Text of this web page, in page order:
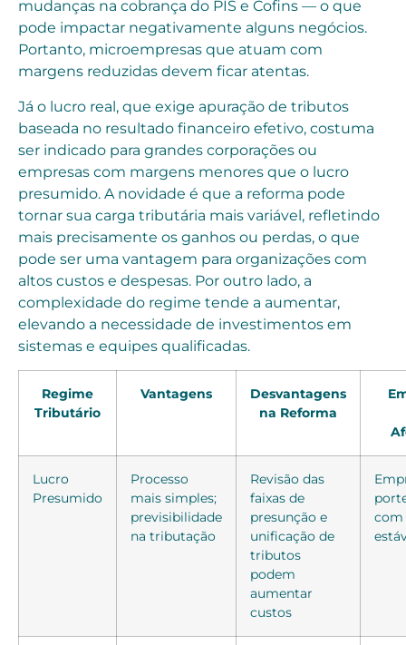
mudanças na cobrança do PIS e Cofins — o que
pode impactar negativamente alguns negócios.
Portanto, microempresas que atuam com
margens reduzidas devem ficar atentas.
Já o lucro real, que exige apuração de tributos
baseada no resultado financeiro efetivo, costuma
ser indicado para grandes corporações ou
empresas com margens menores que o lucro
presumido. A novidade é que a reforma pode
tornar sua carga tributária mais variável, refletindo
mais precisamente os ganhos ou perdas, o que
pode ser uma vantagem para organizações com
altos custos e despesas. Por outro lado, a
complexidade do regime tende a aumentar,
elevando a necessidade de investimentos em
sistemas e equipes qualificadas.
Regime
Tributário
Vantagens
Desvantagens
na Reforma
Lucro
Presumido
Processo
mais simples;
previsibilidade
na tributação
Revisão das
faixas de
presunção e
unificação de
tributos
podem
aumentar
custos
com